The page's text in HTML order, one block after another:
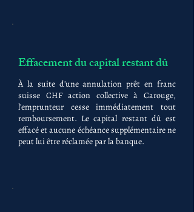
Effacement du capital restant dû
À la suite d'une annulation prêt en franc
suisse CHF action collective à Carouge,
l'emprunteur cesse immédiatement tout
remboursement. Le capital restant dû est
effacé et aucune échéance supplémentaire ne
peut lui être réclamée par la banque.